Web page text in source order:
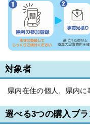
対象者
県内在住の個人、県内
選べる3つの購入プラ